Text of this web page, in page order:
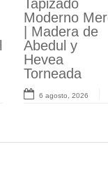
Tapizado
Moderno
| Madera de
Abedul y
Hevea
Torneada
6 agosto, 2026
de Lujo
o: Serie Rize y
Sillas Aizola
31 julio, 2026